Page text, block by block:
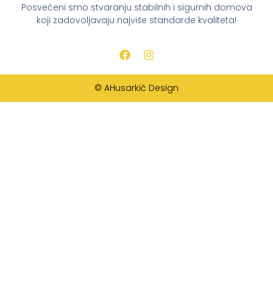
Posvećeni smo stvaranju stabilnih i sigurnih domova
koji zadovoljavaju najviše standarde kvaliteta!
© AHusarkić Design